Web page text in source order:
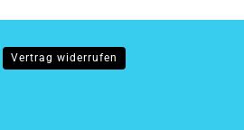
Vertrag widerrufen